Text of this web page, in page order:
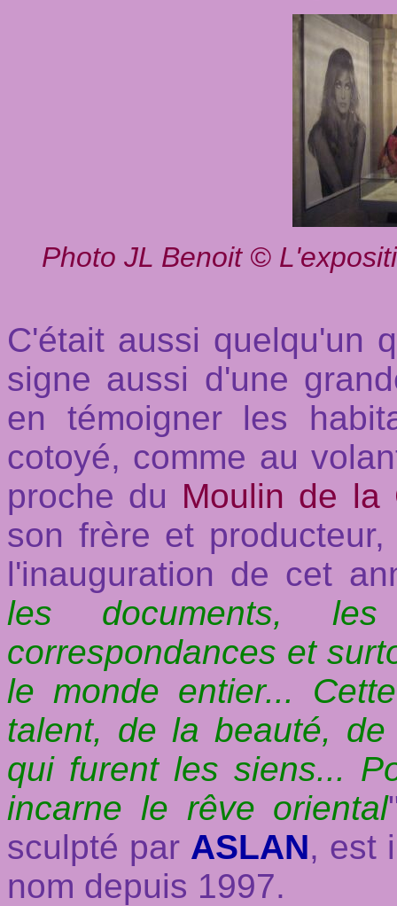
Photo JL Benoit ©
C'était aussi quelqu'un
signe aussi d'une
en témoigner les
cotoyé, comme au
proche du Moulin de la
son frère et producteur,
l'inauguration de cet
les documents,
correspondances et
le monde entier...
talent, de la beauté,
qui furent les siens...
incarne le rêve oriental
sculpté par ASLAN, est
nom depuis 1997.